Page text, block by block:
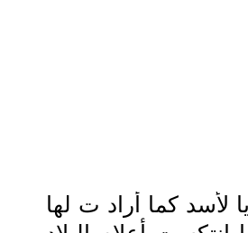
لأسد كما أراد ت لها